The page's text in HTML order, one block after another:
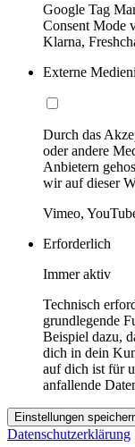
Google Tag
Consent Mode
Klarna,
Externe
Durch das
oder andere
Anbietern
wir auf dieser
Vimeo,
Erforderlich
Immer aktiv
Technisch
grundlegende
Beispiel dazu,
dich in dein
auf dich ist für
anfallende
Einstellungen
Datenschutzerklärung